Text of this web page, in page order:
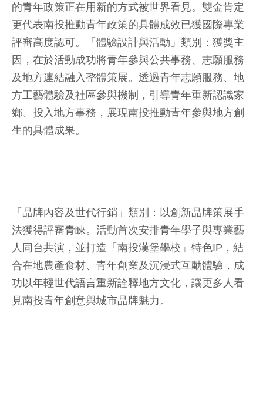
的青年政策正在用新的方式被世界看見。雙金肯定
更代表南投推動青年政策的具體成效已獲國際專業
評審高度認可。「體驗設計與活動」類別：獲獎主
因，在於活動成功將青年參與公共事務、志願服務
及地方連結融入整體策展。透過青年志願服務、地
方工藝體驗及社區參與機制，引導青年重新認識家
鄉、投入地方事務，展現南投推動青年參與地方創
生的具體成果。
「品牌內容及世代行銷」類別：以創新品牌策展手
法獲得評審青睞。活動首次安排青年學子與專業藝
人同台共演，並打造「南投漢堡學校」特色IP，結
合在地農產食材、青年創業及沉浸式互動體驗，成
功以年輕世代語言重新詮釋地方文化，讓更多人看
見南投青年創意與城市品牌魅力。